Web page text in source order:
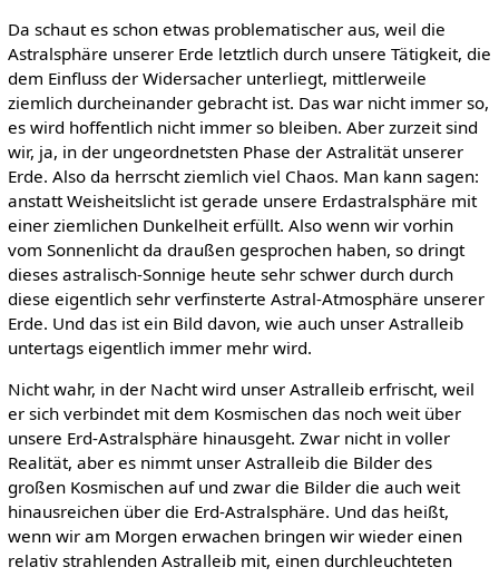
Da schaut es schon etwas problematischer aus, weil die
Astralsphäre unserer Erde letztlich durch unsere Tätigkeit, die
dem Einfluss der Widersacher unterliegt, mittlerweile
ziemlich durcheinander gebracht ist. Das war nicht immer so,
es wird hoffentlich nicht immer so bleiben. Aber zurzeit sind
wir, ja, in der ungeordnetsten Phase der Astralität unserer
Erde. Also da herrscht ziemlich viel Chaos. Man kann sagen:
anstatt Weisheitslicht ist gerade unsere Erdastralsphäre mit
einer ziemlichen Dunkelheit erfüllt. Also wenn wir vorhin
vom Sonnenlicht da draußen gesprochen haben, so dringt
dieses astralisch-Sonnige heute sehr schwer durch durch
diese eigentlich sehr verfinsterte Astral-Atmosphäre unserer
Erde. Und das ist ein Bild davon, wie auch unser Astralleib
untertags eigentlich immer mehr wird.
Nicht wahr, in der Nacht wird unser Astralleib erfrischt, weil
er sich verbindet mit dem Kosmischen das noch weit über
unsere Erd-Astralsphäre hinausgeht. Zwar nicht in voller
Realität, aber es nimmt unser Astralleib die Bilder des
großen Kosmischen auf und zwar die Bilder die auch weit
hinausreichen über die Erd-Astralsphäre. Und das heißt,
wenn wir am Morgen erwachen bringen wir wieder einen
relativ strahlenden Astralleib mit, einen durchleuchteten